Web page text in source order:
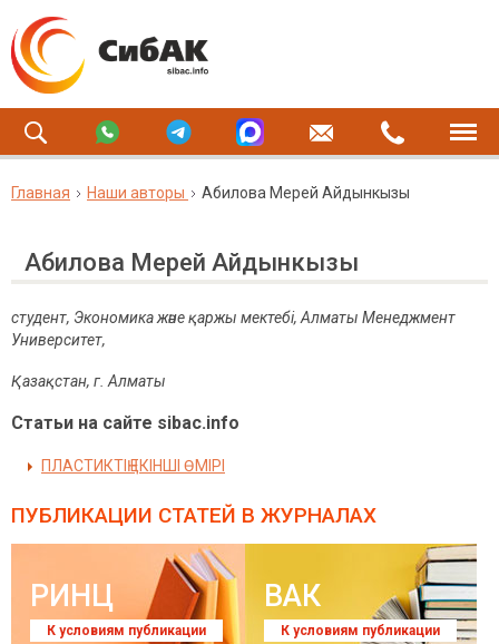
Главная Наши авторы Абилова Мерей Айдынкызы
Абилова Мерей Айдынкызы
студент, Экономика және қаржы мектебі, Алматы Менеджмент
Университет,
Қазақстан, г. Алматы
Статьи на сайте sibac.info
ПЛАСТИКТІҢ ЕКІНШІ ӨМІРІ
ПУБЛИКАЦИИ СТАТЕЙ В ЖУРНАЛАХ
РИНЦ
К условиям публикации
ВАК
К условиям публикации